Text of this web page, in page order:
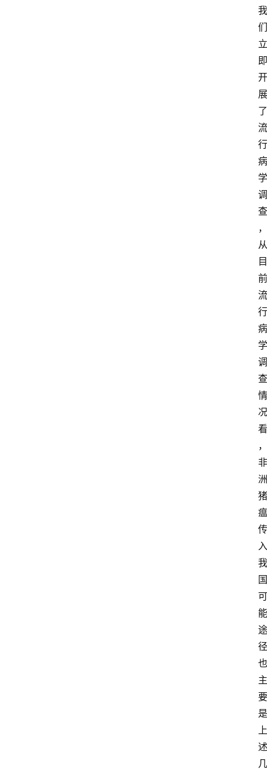
我
们
立
即
开
展
了
流
行
病
学
调
查
，
从
目
前
流
行
病
学
调
查
情
况
看
，
非
洲
猪
瘟
传
入
我
国
可
能
途
径
也
主
要
是
上
述
几